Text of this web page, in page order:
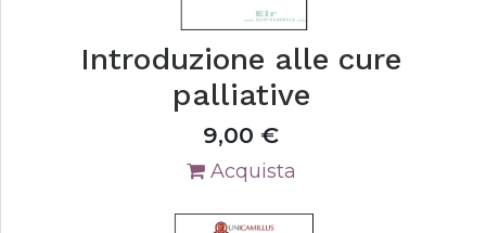
Introduzione alle cure
palliative
9,00 €
Acquista